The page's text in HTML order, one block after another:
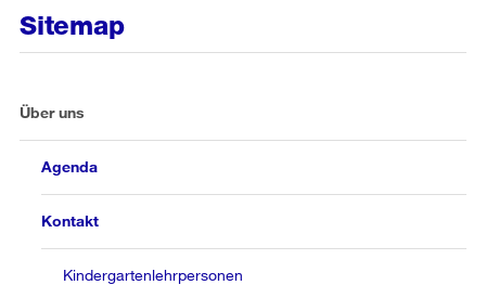
Sitemap
Über uns
Agenda
Kontakt
Kindergartenlehrpersonen